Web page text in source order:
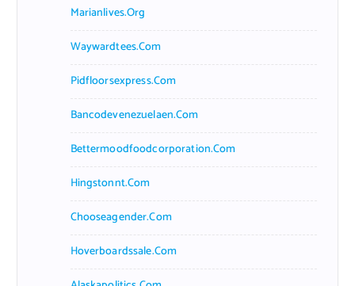
Marianlives.org
Waywardtees.com
Pidfloorsexpress.com
Bancodevenezuelaen.com
Bettermoodfoodcorporation.com
Hingstonnt.com
Chooseagender.com
Hoverboardssale.com